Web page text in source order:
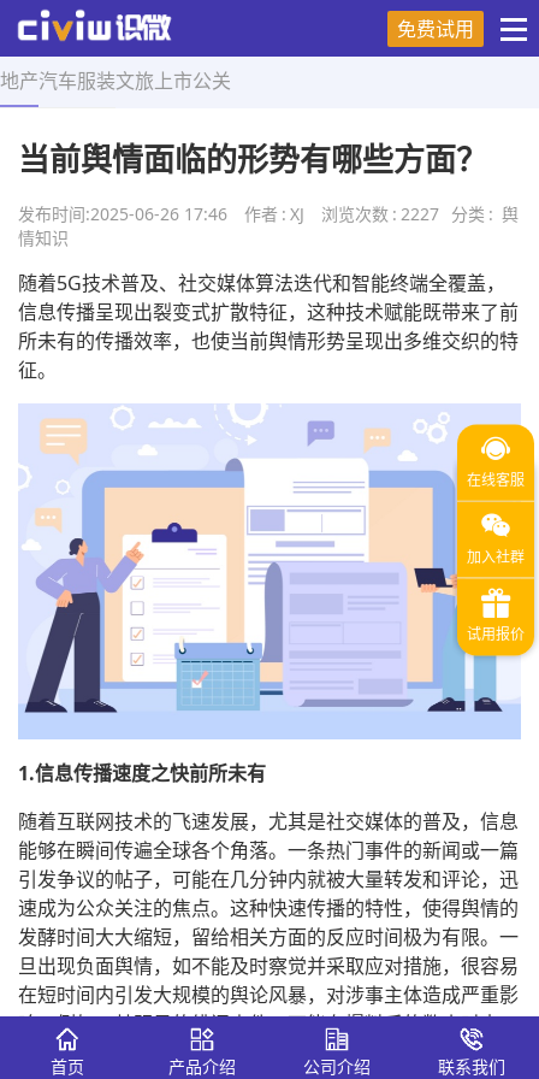
免费试用
地产汽车服装文旅 上市公关
首页 > 舆情知识 > 正文
当前舆情面临的形势有哪些方面？
发布时间:2025-06-26 17:46 作者 : XJ 浏览次数 : 2227 分类 : 舆
情知识
随着5G技术普及、社交媒体算法迭代和智能终端全覆盖，
信息传播呈现出裂变式扩散特征，这种技术赋能既带来了前
所未有的传播效率，也使当前舆情形势呈现出多维交织的特
征。
1.信息传播速度之快前所未有
随着互联网技术的飞速发展，尤其是社交媒体的普及，信息
能够在瞬间传遍全球各个角落。一条热门事件的新闻或一篇
引发争议的帖子，可能在几分钟内就被大量转发和评论，迅
速成为公众关注的焦点。这种快速传播的特性，使得舆情的
发酵时间大大缩短，留给相关方面的反应时间极为有限。一
旦出现负面舆情，如不能及时察觉并采取应对措施，很容易
在短时间内引发大规模的舆论风暴，对涉事主体造成严重影
响。例如，某明星的绯闻事件，可能在爆料后的数小时内，
就占据各大社交平台的热搜榜首，引发粉丝和公众的激烈讨
首页 产品介绍 公司介绍 联系我们